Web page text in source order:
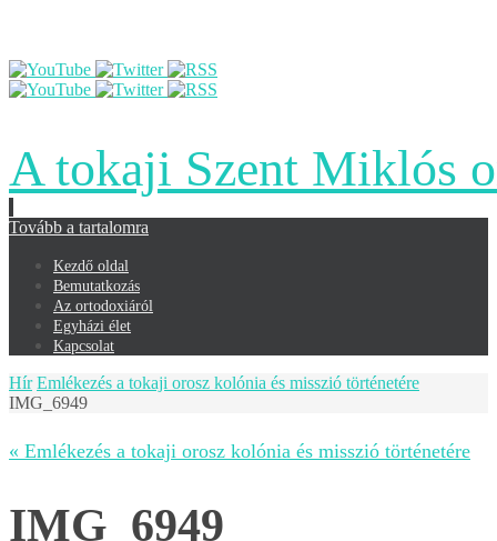
A tokaji Szent Miklós
Tovább a tartalomra
Kezdő oldal
Bemutatkozás
Az ortodoxiáról
Egyházi élet
Kapcsolat
Hír Emlékezés a tokaji orosz kolónia és misszió történetére
IMG_6949
« Emlékezés a tokaji orosz kolónia és misszió történetére
IMG_6949